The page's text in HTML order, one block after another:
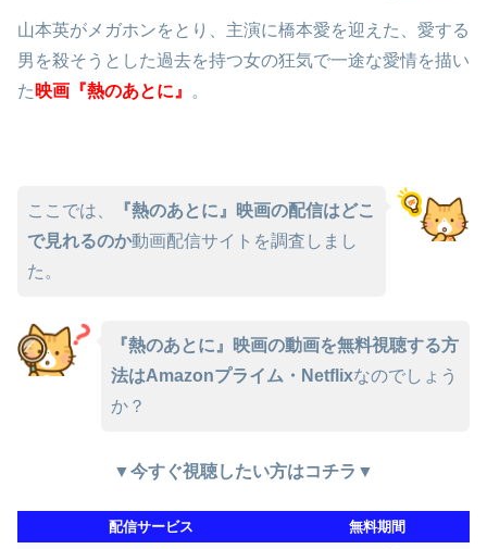
山本英がメガホンをとり、主演に橋本愛を迎えた、愛する
男を殺そうとした過去を持つ女の狂気で一途な愛情を描い
た 映画『熱のあとに』 。
ここでは、
『熱のあとに』映画の配信はどこ
で見れるのか動画配信サイトを調査しまし
た。
『熱のあとに』映画の動画を無料視聴する方
法はAmazonプライム・Netflixなのでしょう
か？
▼今すぐ視聴したい方はコチラ▼
配信サービス
無料期間